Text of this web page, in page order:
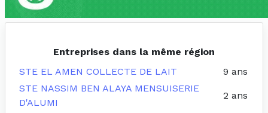
Entreprises dans la même région
STE EL AMEN COLLECTE DE LAIT
9 ans
STE NASSIM BEN ALAYA MENSUISERIE
D'ALUMI
2 ans